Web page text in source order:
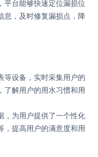
平台能够快速定位漏损位
息，及时修复漏损点，降
等设备，实时采集用户的
了解用户的用水习惯和用
，为用户提供了一个性化
，提高用户的满意度和用